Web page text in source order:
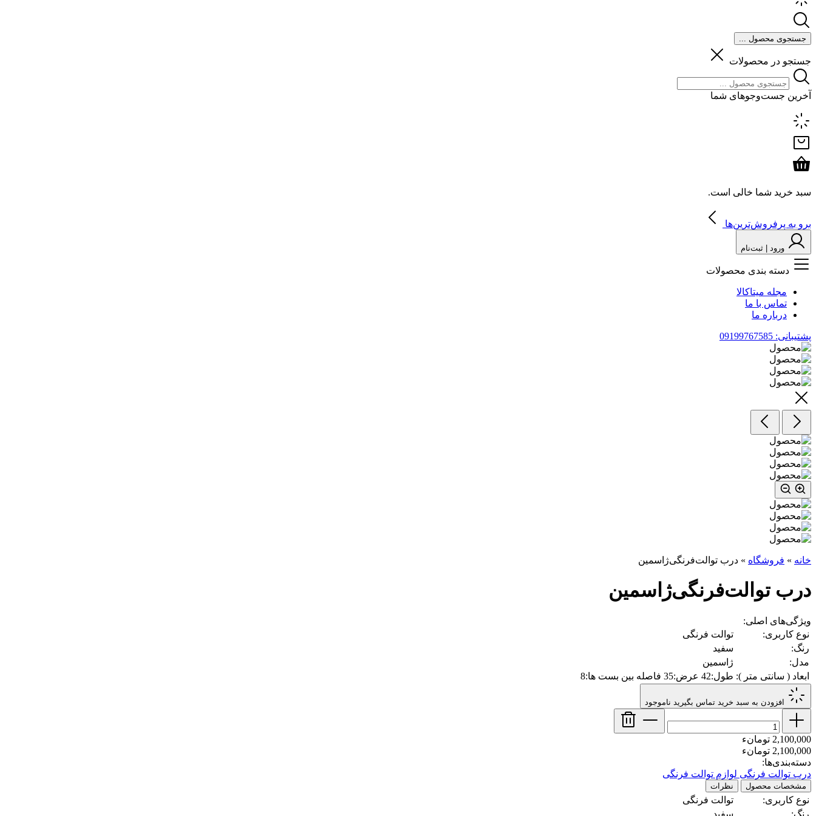
جستجوی محصول ...
جستجو در محصولات
آخرین جست‌وجوهای شما
سبد خرید شما خالی است.
برو به پرفروش‌ترین‌ها
ورود | ثبت‌نام
دسته بندی محصولات
مجله میتاکالا
تماس با ما
درباره ما
پشتیبانی: 09199767585
خانه » فروشگاه » درب توالت‌فرنگی‌ژاسمین
درب توالت‌فرنگی‌ژاسمین
ویژگی‌های اصلی:
نوع کاربری:
توالت فرنگی
رنگ:
سفید
مدل:
ژاسمین
ابعاد ( سانتی متر ): طول:42 عرض:35 فاصله بین بست ها:8
افزودن به سبد خرید تماس بگیرید ناموجود
2,100,000 تومانء
2,100,000 تومانء
دسته‌بندی‌ها:
درب توالت فرنگی لوازم توالت فرنگی
مشخصات محصول نظرات
نوع کاربری:
توالت فرنگی
رنگ:
سفید